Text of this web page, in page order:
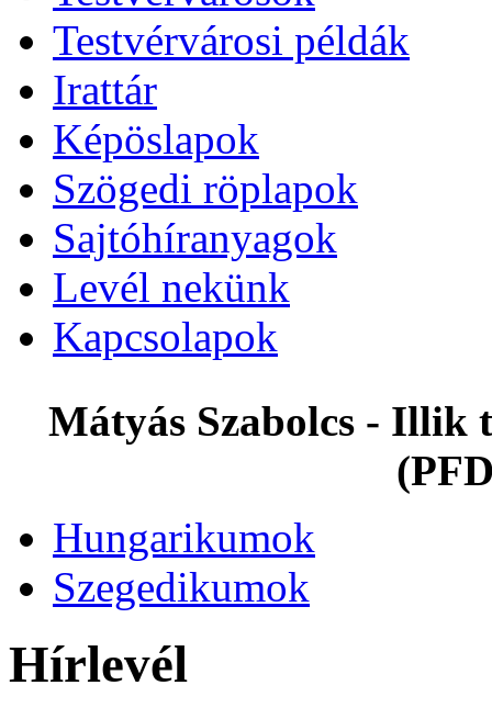
Testvérvárosi példák
Irattár
Képöslapok
Szögedi röplapok
Sajtóhíranyagok
Levél nekünk
Kapcsolapok
Mátyás Szabolcs - Illik
Hungarikumok
Szegedikumok
Hírlevél